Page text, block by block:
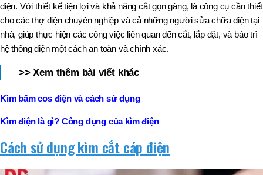
điện. Với thiết kế tiện lợi và khả năng cắt gọn gàng, là công cụ cần thiết
cho các thợ điện chuyên nghiệp và cả những người sửa chữa điện tại
nhà, giúp thực hiện các công việc liên quan đến cắt, lắp đặt, và bảo trì
hệ thống điện một cách an toàn và chính xác.
>> Xem thêm bài viết khác
Kìm bấm cos điện và cách sử dụng
Kìm điện là gì? Công dụng của kìm điện
Cách sử dụng kìm cắt cáp điện